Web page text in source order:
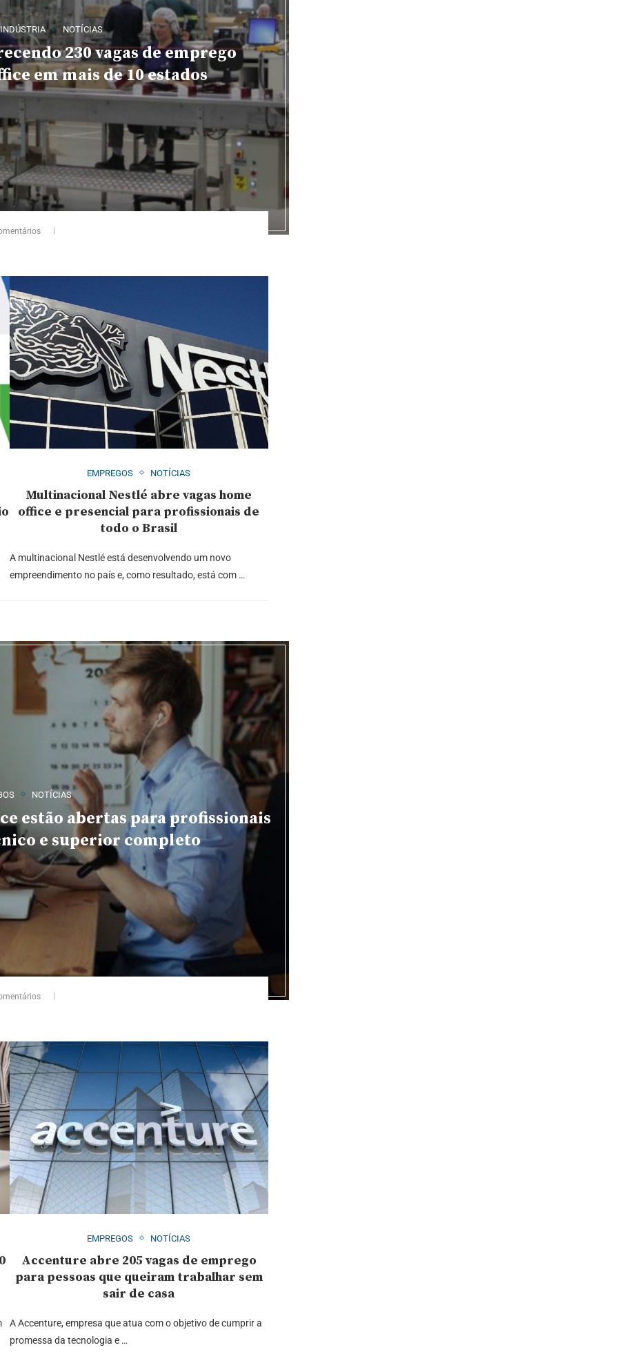
INDÚSTRIA NOTÍCIAS
230 vagas de emprego
em mais de 10 estados
EMPREGOS NOTÍCIAS
Multinacional Nestlé abre vagas home
office e presencial para profissionais de
todo o Brasil
A multinacional Nestlé está desenvolvendo um novo
empreendimento no país e, como resultado, está com …
NOTÍCIAS
estão abertas para profissionais
e superior completo
EMPREGOS NOTÍCIAS
Accenture abre 205 vagas de emprego
para pessoas que queiram trabalhar sem
sair de casa
A Accenture, empresa que atua com o objetivo de cumprir a
promessa da tecnologia e …